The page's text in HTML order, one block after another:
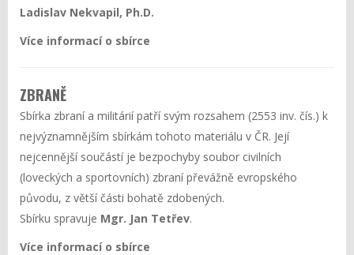
Ladislav Nekvapil, Ph.D.
Více informací o sbírce
ZBRANĚ
Sbírka zbraní a militárií patří svým rozsahem (2553 inv. čís.) k
nejvýznamnějším sbírkám tohoto materiálu v ČR. Její
nejcennější součástí je bezpochyby soubor civilních
(loveckých a sportovních) zbraní převážně evropského
původu, z větší části bohatě zdobených.
Sbírku spravuje Mgr. Jan Tetřev.
Více informací o sbírce